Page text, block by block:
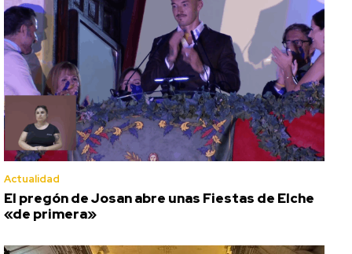
Actualidad
El pregón de Josan abre unas Fiestas de Elche
«de primera»